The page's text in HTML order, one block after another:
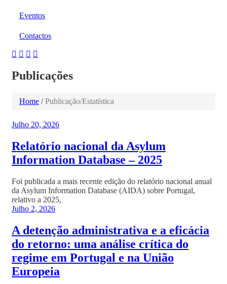
Eventos
Contactos
Publicações
Home / Publicação/Estatística
Julho 20, 2026
Relatório nacional da Asylum
Information Database – 2025
Foi publicada a mais recente edição do relatório nacional anual
da Asylum Information Database (AIDA) sobre Portugal,
relativo a 2025,
Julho 2, 2026
A detenção administrativa e a eficácia
do retorno: uma análise crítica do
regime em Portugal e na União
Europeia